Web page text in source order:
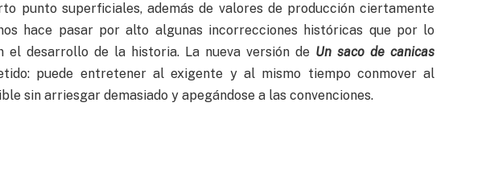
punto superficiales, además de valores de producción ciertamente
hace pasar por alto algunas incorrecciones históricas que por lo
el desarrollo de la historia. La nueva versión de Un saco de canicas
puede entretener al exigente y al mismo tiempo conmover al
sin arriesgar demasiado y apegándose a las convenciones.